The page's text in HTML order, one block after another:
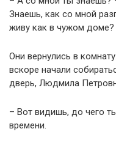
Знаешь, как со мной
живу как в чужом доме?
Они вернулись в
вскоре начали
дверь, Людмила
– Вот видишь, до чего
времени.